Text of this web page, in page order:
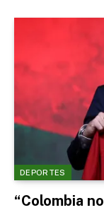
DEPORTES
“Colombia